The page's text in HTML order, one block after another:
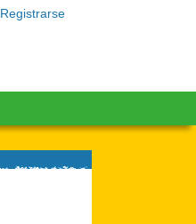
Registrarse